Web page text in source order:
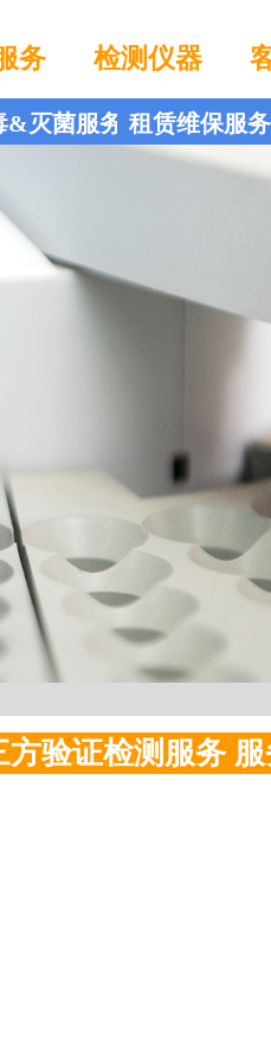
&灭菌服务 租赁维保服务
务 检测仪器
验证检测服务 服